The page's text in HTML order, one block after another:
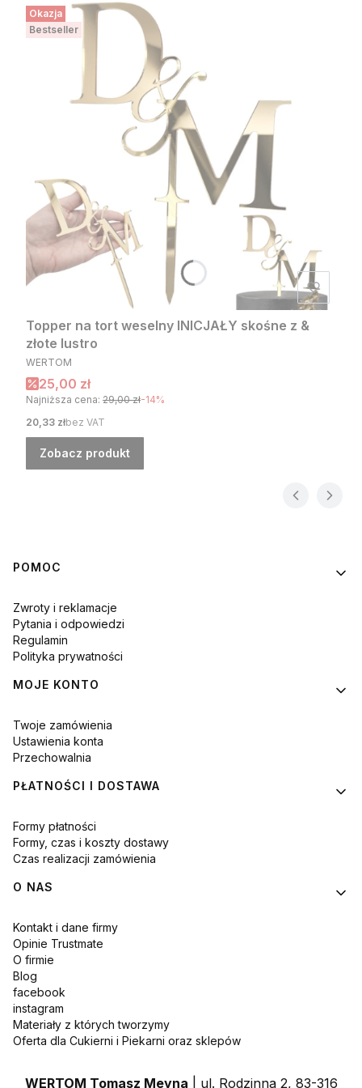
Okazja
Bestseller
Topper na tort weselny INICJAŁY skośne z &
złote lustro
PRODUCENT
WERTOM
Cena promocyjna
25,00 zł
Najniższa cena: 29,00 zł-14%
Cena
20,33 złbez VAT
Zobacz produkt
Linki w stopce
POMOC
Zwroty i reklamacje
Pytania i odpowiedzi
Regulamin
Polityka prywatności
MOJE KONTO
Twoje zamówienia
Ustawienia konta
Przechowalnia
PŁATNOŚCI I DOSTAWA
Formy płatności
Formy, czas i koszty dostawy
Czas realizacji zamówienia
O NAS
Kontakt i dane firmy
Opinie Trustmate
O firmie
Blog
facebook
instagram
Materiały z których tworzymy
Oferta dla Cukierni i Piekarni oraz sklepów
WERTOM Tomasz Meyna | ul. Rodzinna 2, 83-316